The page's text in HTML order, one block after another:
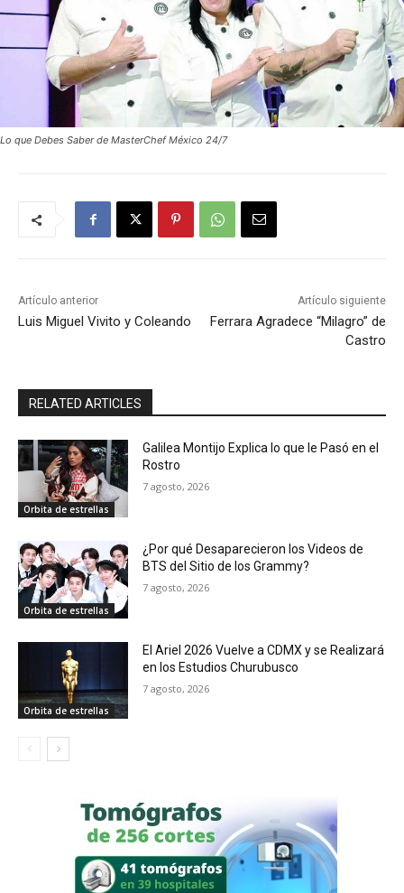
Lo que Debes Saber de MasterChef México 24/7
Artículo anterior
Luis Miguel Vivito y Coleando
Artículo siguiente
Ferrara Agradece “Milagro” de
Castro
RELATED ARTICLES
Orbita de estrellas
Galilea Montijo Explica lo que le Pasó en el
Rostro
7 agosto, 2026
Orbita de estrellas
¿Por qué Desaparecieron los Videos de
BTS del Sitio de los Grammy?
7 agosto, 2026
Orbita de estrellas
El Ariel 2026 Vuelve a CDMX y se Realizará
en los Estudios Churubusco
7 agosto, 2026